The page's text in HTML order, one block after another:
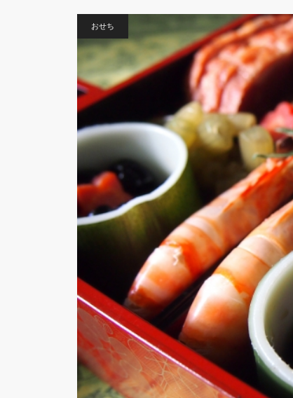
おせち